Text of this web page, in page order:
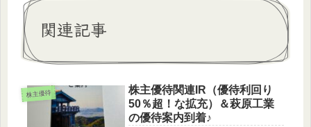
関連記事
株主優待
株主優待関連IR（優待利回り
50％超！な拡充）＆萩原工業
の優待案内到着♪